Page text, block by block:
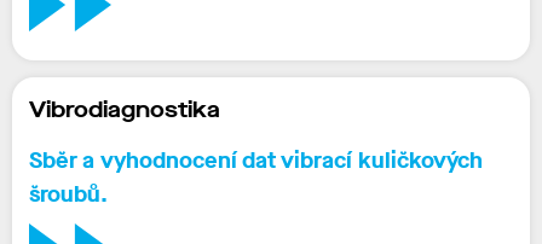
Vibrodiagnostika
Sběr a vyhodnocení dat vibrací kuličkových
šroubů.